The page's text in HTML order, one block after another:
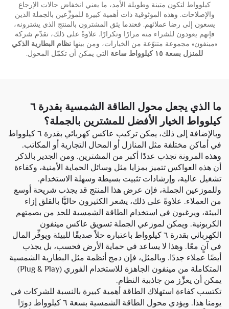
كيلوواط لتكون متينة وطويلة الأمد، ما يعني انخفاض حالات الإرجاع
والإصلاحات. وهذه الموثوقية ذات أهمية كبيرة للموزِّعين بالجملة الذين
يسعون إلى رضا عملائهم. فعندما يثق المشترون بالمنتج الذي يشترونه،
فإنهم يعودون للشراء منه مرارًا وتكرارًا. علاوةً على ذلك، تقدّم شركة
«مينفون» مجموعة متنوّعة من الخيارات، ومن بينها نظام البطارية الذكي
للمنزل بسعة ١٥ كيلوواط ساعة
التي يمكن أن تكمّل المحول.
ما الذي يجعل محول الطاقة الشمسية بقدرة ٦
كيلوواط الخيار الأفضل للمشترين بالجملة؟
وبالإضافة إلى ذلك، يمكن تركيب عاكس كهربائي بقدرة ٦ كيلوواط
في أماكن مختلفة مثل المنازل أو المحال التجارية أو المكاتب.
وهذه المرونة تجذب عددًا أكبر من المشترين. ومن الجدير بالذكر
أن هذه العواكس تتميز بمزايا مثل وسائل الحماية الأمنية، وكفاءة
تشغيل عالية، وإرشادات تثبيت بسيطة وسهلة الاستخدام.
وللموزعين الجملة، فإن عرض هذا المنتج قد يجذب شريحة أوسع
من العملاء. علاوةً على ذلك، يشعر الكثيرون حاليًّا بالقلق إزاء
البيئة، ويرغبون في استخدام الطاقة الشمسية للحد من بصمتهم
الكربونية. ويمكن لموزعي الجملة تسويق عاكس مينفون
الكهربائي بقدرة ٦ كيلوواط باعتباره حلاً صديقًا للبيئة ويوفِّر المال
في آنٍ معًا. وهذا لا يساعد في حماية الأرض فحسب، بل يجذب
أيضًا عملاء جددًا. وبالمثل، فإن دمج أنظمة مثل البطارية الشمسية
المتكاملة من مينفون الجاهزة للاستخدام الفوري (Plug & Play)
يمكن أن يعزِّز من جاذبية النظام.
تكتسب كفاءة استهلاك الطاقة أهمية كبيرة بالنسبة للشركات في
يومنا هذا. ويؤدي محول الطاقة الشمسية بسعة ٦ كيلوواط دورًا